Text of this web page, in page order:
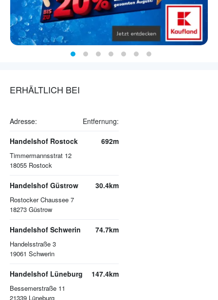
ERHÄLTLICH BEI
Adresse: Entfernung:
Handelshof Rostock
Timmermannsstrat 12
18055 Rostock
692m
Handelshof Güstrow
Rostocker Chaussee 7
18273 Güstrow
30.4km
Handelshof Schwerin
Handelsstraße 3
19061 Schwerin
74.7km
Handelshof Lüneburg
Bessemerstraße 11
21339 Lüneburg
147.4km